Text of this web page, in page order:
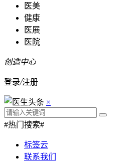
医美
健康
医展
医院
创造中心
登录/注册
×
#热门搜索#
标签云
联系我们